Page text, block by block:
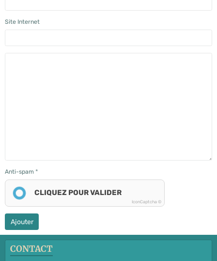
Site Internet
Anti-spam
CLIQUEZ POUR VALIDER
IconCaptcha ©
Ajouter
CONTACT